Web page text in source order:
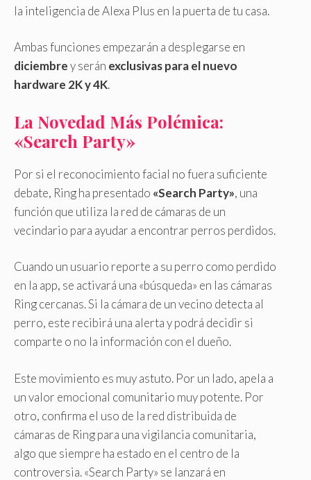
la inteligencia de Alexa Plus en la puerta de tu casa.
Ambas funciones empezarán a desplegarse en
diciembrey serán exclusivas para el nuevo
hardware 2K y 4K.
La Novedad Más Polémica:
«Search Party»
Por si el reconocimiento facial no fuera suficiente
debate, Ring ha presentado «Search Party», una
función que utiliza la red de cámaras de un
vecindario para ayudar a encontrar perros perdidos.
Cuando un usuario reporte a su perro como perdido
en la app, se activará una «búsqueda» en las cámaras
Ring cercanas. Si la cámara de un vecino detecta al
perro, este recibirá una alerta y podrá decidir si
comparte o no la información con el dueño.
Este movimiento es muy astuto. Por un lado, apela a
un valor emocional comunitario muy potente. Por
otro, confirma el uso de la red distribuida de
cámaras de Ring para una vigilancia comunitaria,
algo que siempre ha estado en el centro de la
controversia. «Search Party» se lanzará en